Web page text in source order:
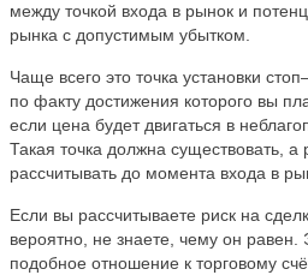
между точкой входа в рынок и
рынка с допустимым убытком.
Чаще всего это точка установки
по факту достижения которого вы
если цена будет двигаться в
Такая точка должна существовать, а
рассчитывать до момента входа в
Если вы рассчитываете риск на
вероятно, не знаете, чему он равен.
подобное отношение к торговому